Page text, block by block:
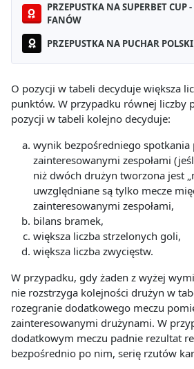
PRZEPUSTKA NA SUPERBET CUP
FANÓW
PRZEPUSTKA NA PUCHAR POLSKI
O pozycji w tabeli decyduje większa
punktów. W przypadku równej liczby
pozycji w tabeli kolejno decyduje:
wynik bezpośredniego spotkania
zainteresowanymi zespołami
niż dwóch drużyn tworzona jest
uwzględniane są tylko mecze
zainteresowanymi zespołami,
bilans bramek,
większa liczba strzelonych goli,
większa liczba zwycięstw.
W przypadku, gdy żaden z wyżej
nie rozstrzyga kolejności drużyn w
rozegranie dodatkowego meczu
zainteresowanymi drużynami. W
dodatkowym meczu padnie rezultat
bezpośrednio po nim, serię rzutów